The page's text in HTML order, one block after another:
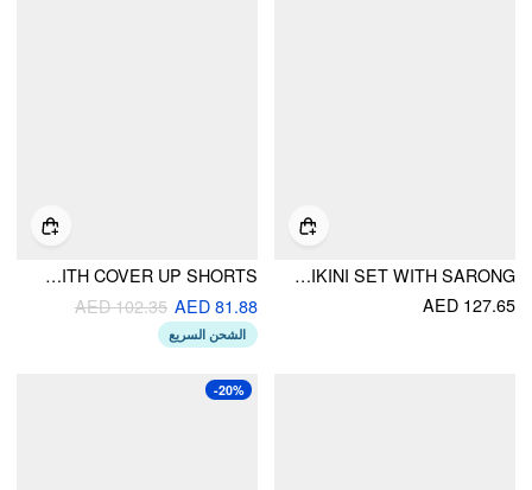
SWEETHEART FLORAL RUCHED O-RING BRACELET LOW RISE BIKINI SET WITH SARONG
AED 127.65
HALTER NECKLINE WAVE TRIANGLE TIE SIDE BIKINI SET WITH COVER UP SHORTS
AED 81.88
AED 102.35
الشحن السريع
-20%